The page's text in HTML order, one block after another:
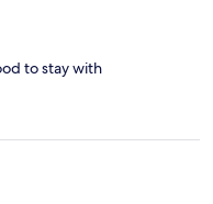
to stay with